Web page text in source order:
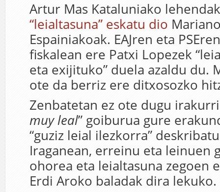
Artur Mas Kataluniako
“leialtasuna” eskatu dio
Espainiakoak. EAJren eta
fiskalean ere Patxi Lopezek
eta exijituko” duela azaldu du.
ote da berriz ere ditxosozko
Zenbatetan ez ote dugu irakurri
muy leal” goiburua gure
“guziz leial ilezkorra”
Iraganean, erreinu eta leinuen
ohorea eta leialtasuna zegoen
Erdi Aroko baladak dira lekuko.